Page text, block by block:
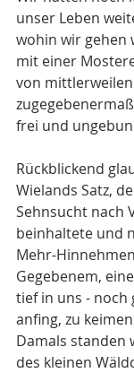
unser Leben
wohin wir gehen
mit einer
von
frei und
Rückblickend
Wielands Satz,
Sehnsucht nach
beinhaltete und
Mehr-
Gegebenem,
tief in uns - noch
anfing, zu
Damals standen
des kleinen